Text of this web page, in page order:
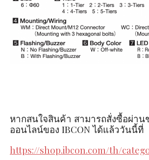
หากสนใจสินค้า สามารถสั่งซื้อผ่าน
ออนไลน์ของ IBCON ได้แล้ววันนี้ที่
https://shop.ibcon.com/th/